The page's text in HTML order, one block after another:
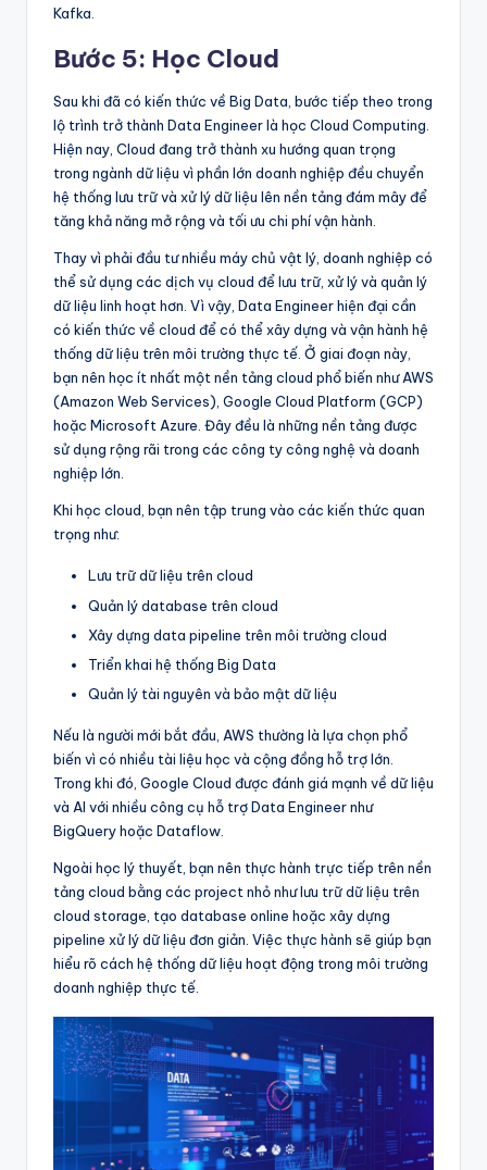
Kafka.
Bước 5: Học Cloud
Sau khi đã có kiến thức về Big Data, bước tiếp theo trong
lộ trình trở thành Data Engineer là học Cloud Computing.
Hiện nay, Cloud đang trở thành xu hướng quan trọng
trong ngành dữ liệu vì phần lớn doanh nghiệp đều chuyển
hệ thống lưu trữ và xử lý dữ liệu lên nền tảng đám mây để
tăng khả năng mở rộng và tối ưu chi phí vận hành.
Thay vì phải đầu tư nhiều máy chủ vật lý, doanh nghiệp có
thể sử dụng các dịch vụ cloud để lưu trữ, xử lý và quản lý
dữ liệu linh hoạt hơn. Vì vậy, Data Engineer hiện đại cần
có kiến thức về cloud để có thể xây dựng và vận hành hệ
thống dữ liệu trên môi trường thực tế. Ở giai đoạn này,
bạn nên học ít nhất một nền tảng cloud phổ biến như AWS
(Amazon Web Services), Google Cloud Platform (GCP)
hoặc Microsoft Azure. Đây đều là những nền tảng được
sử dụng rộng rãi trong các công ty công nghệ và doanh
nghiệp lớn.
Khi học cloud, bạn nên tập trung vào các kiến thức quan
trọng như:
Lưu trữ dữ liệu trên cloud
Quản lý database trên cloud
Xây dựng data pipeline trên môi trường cloud
Triển khai hệ thống Big Data
Quản lý tài nguyên và bảo mật dữ liệu
Nếu là người mới bắt đầu, AWS thường là lựa chọn phổ
biến vì có nhiều tài liệu học và cộng đồng hỗ trợ lớn.
Trong khi đó, Google Cloud được đánh giá mạnh về dữ liệu
và AI với nhiều công cụ hỗ trợ Data Engineer như
BigQuery hoặc Dataflow.
Ngoài học lý thuyết, bạn nên thực hành trực tiếp trên nền
tảng cloud bằng các project nhỏ như lưu trữ dữ liệu trên
cloud storage, tạo database online hoặc xây dựng
pipeline xử lý dữ liệu đơn giản. Việc thực hành sẽ giúp bạn
hiểu rõ cách hệ thống dữ liệu hoạt động trong môi trường
doanh nghiệp thực tế.